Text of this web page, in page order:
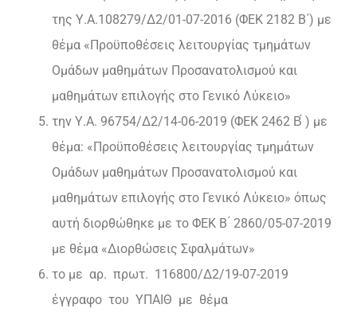
της Υ.Α.108279/Δ2/01-07-2016 (ΦΕΚ 2182 Β΄) με
θέμα «Προϋποθέσεις λειτουργίας τμημάτων
Ομάδων μαθημάτων Προσανατολισμού και
μαθημάτων επιλογής στο Γενικό Λύκειο»
την Υ.Α. 96754/Δ2/14-06-2019 (ΦΕΚ 2462 Β́ ) με
θέμα: «Προϋποθέσεις λειτουργίας τμημάτων
Ομάδων μαθημάτων Προσανατολισμού και
μαθημάτων επιλογής στο Γενικό Λύκειο» όπως
αυτή διορθώθηκε με το ΦΕΚ Β ́ 2860/05-07-2019
με θέμα «Διορθώσεις Σφαλμάτων»
το με αρ. πρωτ. 116800/Δ2/19-07-2019
έγγραφο του ΥΠΑΙΘ με θέμα